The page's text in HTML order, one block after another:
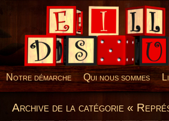
Desillusions
Notre démarche Qui nous sommes
Archive de la catégorie «